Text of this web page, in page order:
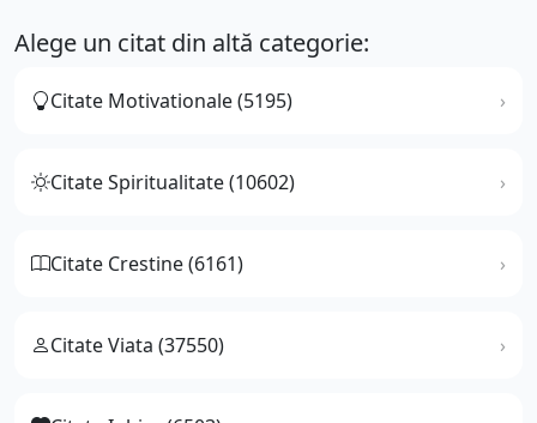
Alege un citat din altă categorie:
Citate Motivationale (5195)
Citate Spiritualitate (10602)
Citate Crestine (6161)
Citate Viata (37550)